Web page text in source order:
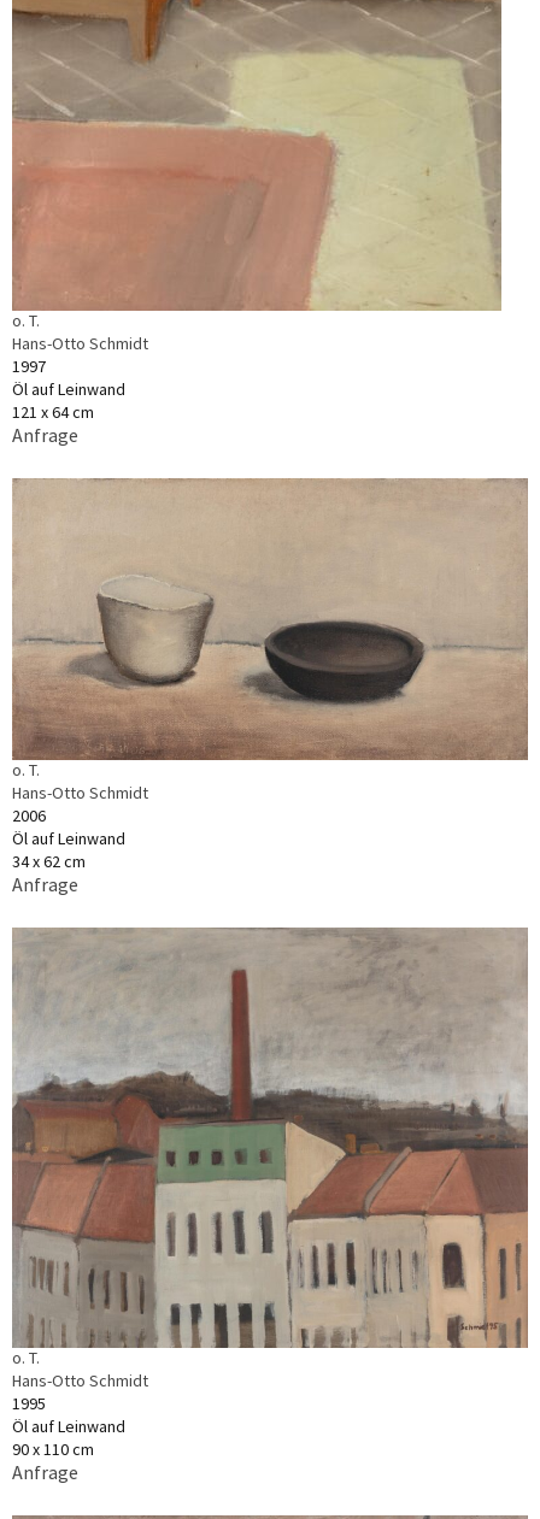
o. T.
Hans-Otto Schmidt
1997
Öl auf Leinwand
121 x 64 cm
Anfrage
o. T.
Hans-Otto Schmidt
2006
Öl auf Leinwand
34 x 62 cm
Anfrage
o. T.
Hans-Otto Schmidt
1995
Öl auf Leinwand
90 x 110 cm
Anfrage